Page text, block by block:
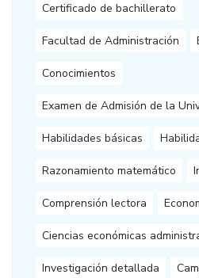
Certificado de bachillerato
Facultad de Administración
Conocimientos
Examen de Admisión de la
Habilidades básicas
Razonamiento matemático
Comprensión lectora
Ciencias económicas
Investigación detallada